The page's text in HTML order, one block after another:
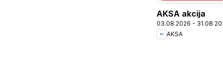
AKSA akcija
03.08.2026 -
AKSA